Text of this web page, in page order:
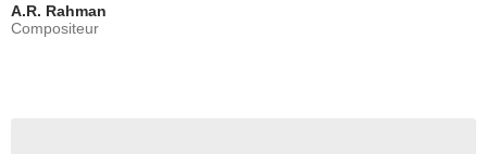
A.R. Rahman
Compositeur